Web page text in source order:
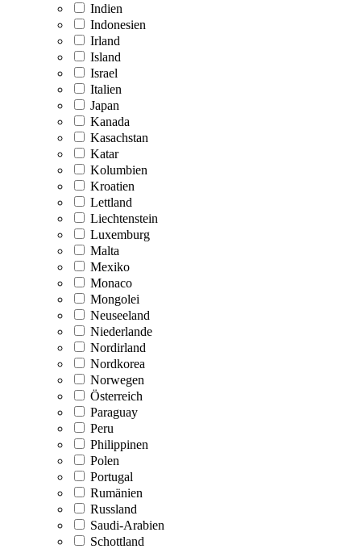
Indien
Indonesien
Irland
Island
Israel
Italien
Japan
Kanada
Kasachstan
Katar
Kolumbien
Kroatien
Lettland
Liechtenstein
Luxemburg
Malta
Mexiko
Monaco
Mongolei
Neuseeland
Niederlande
Nordirland
Nordkorea
Norwegen
Österreich
Paraguay
Peru
Philippinen
Polen
Portugal
Rumänien
Russland
Saudi-Arabien
Schottland